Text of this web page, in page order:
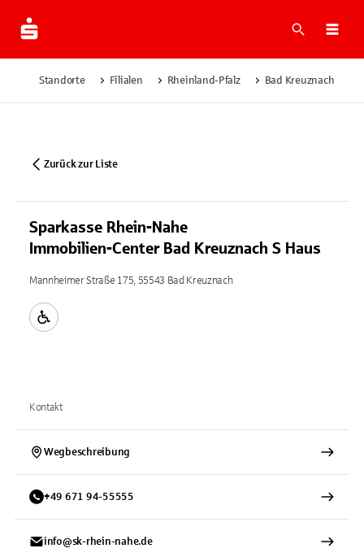
Suche
Standorte Filialen Rheinland-Pfalz Bad Kreuznach
Zurück zur Liste
Sparkasse Rhein-Nahe
Immobilien-Center Bad Kreuznach S Haus
Mannheimer Straße 175, 55543 Bad Kreuznach
Kontakt
Wegbeschreibung
+49 671 94-55555
info@sk-rhein-nahe.de